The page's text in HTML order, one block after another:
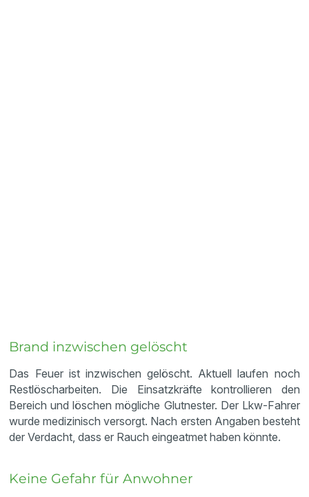
Brand inzwischen gelöscht
Das Feuer ist inzwischen gelöscht. Aktuell laufen noch
Restlöscharbeiten. Die Einsatzkräfte kontrollieren den
Bereich und löschen mögliche Glutnester. Der Lkw-Fahrer
wurde medizinisch versorgt. Nach ersten Angaben besteht
der Verdacht, dass er Rauch eingeatmet haben könnte.
Keine Gefahr für Anwohner